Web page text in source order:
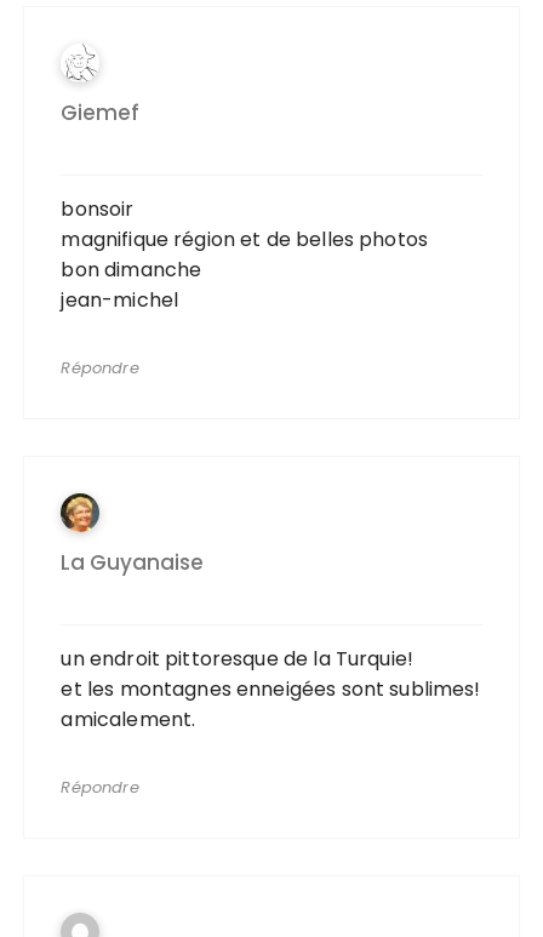
Giemef
bonsoir
magnifique région et de belles photos
bon dimanche
jean-michel
Répondre
La Guyanaise
un endroit pittoresque de la Turquie!
et les montagnes enneigées sont sublimes!
amicalement.
Répondre